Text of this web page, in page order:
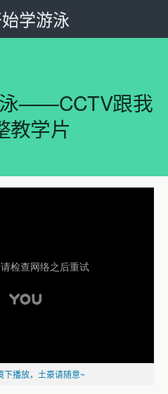
学游泳
——CCTV跟我
教学片
下播放，土豪请随意~